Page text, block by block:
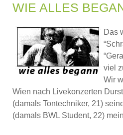
WIE ALLES
Das
viel
Wir
Wien nach Livekonzerten
(damals Tontechniker, 21)
(damals BWL Student, 22)